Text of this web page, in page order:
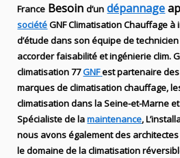
France Besoind’un dépannage
sociétéGNFClimatisation Chauffage à
d’étude dans son équipe de
accorder faisabilité et ingénierieclim.
climatisation 77GNFest partenaire
marques declimatisation chauffage,
climatisation dans la Seine-et-Marne et
Spécialiste delamaintenance,
nous avons également des architectes
le domaine de laclimatisation